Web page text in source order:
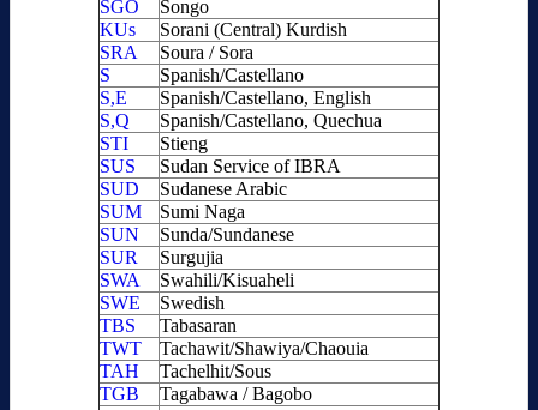
SGO
Songo
KUs
Sorani (Central) Kurdish
SRA
Soura / Sora
S
Spanish/Castellano
S,E
Spanish/Castellano, English
S,Q
Spanish/Castellano, Quechua
STI
Stieng
SUS
Sudan Service of IBRA
SUD
Sudanese Arabic
SUM
Sumi Naga
SUN
Sunda/Sundanese
SUR
Surgujia
SWA
Swahili/Kisuaheli
SWE
Swedish
TBS
Tabasaran
TWT
Tachawit/Shawiya/Chaouia
TAH
Tachelhit/Sous
TGB
Tagabawa / Bagobo